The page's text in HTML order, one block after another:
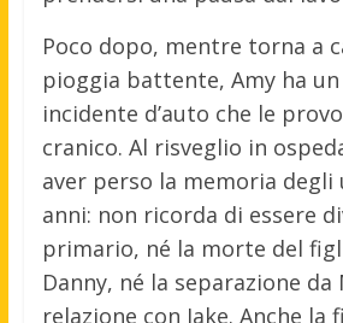
Poco dopo, mentre torna a
pioggia battente, Amy ha un
incidente d’auto che le
cranico. Al risveglio in
aver perso la memoria
anni: non ricorda di essere
primario, né la morte del
Danny, né la separazione da
relazione con Jake. Anche la